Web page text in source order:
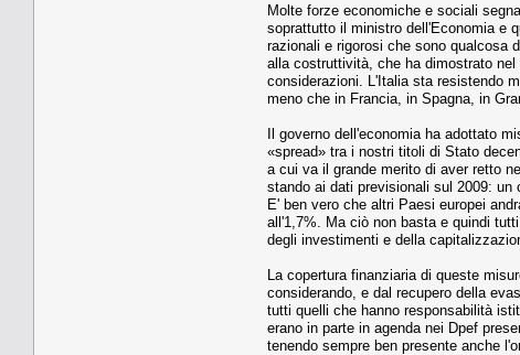
Molte forze eco­nomiche e so­ciali
soprattut­to il ministro dell'Econo­mia e
razio­nali e rigorosi che sono qualcosa
alla costruttività, che ha di­mostrato
conside­razioni. L'Italia sta resisten­do
meno che in Francia, in Spagna, in
Il governo dell'economia ha adottato
«spread» tra i nostri tito­li di Stato
a cui va il grande merito di aver retto
stando ai da­ti previsionali sul 2009:
E' ben vero che al­tri Paesi europei
all'1,7%. Ma ciò non basta e quin­di
degli inve­stimenti e della
La co­pertura finanziaria di que­ste
consideran­do, e dal recupero della
tutti quelli che hanno responsabilità
erano in parte in agenda nei Dpef
tenendo sem­pre ben presente anche